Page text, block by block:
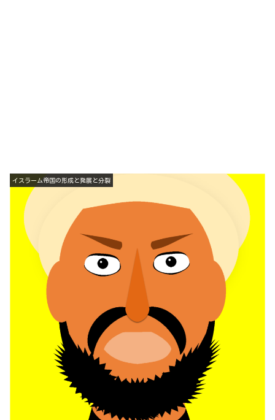
イスラーム帝国の形成と発展と分裂